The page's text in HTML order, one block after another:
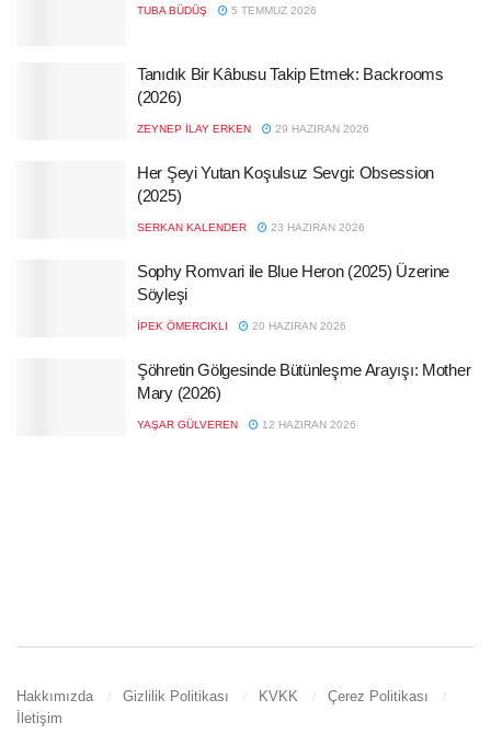
TUBA BÜDÜŞ 5 TEMMUZ 2026
Tanıdık Bir Kâbusu Takip Etmek: Backrooms
(2026)
ZEYNEP İLAY ERKEN 29 HAZIRAN 2026
Her Şeyi Yutan Koşulsuz Sevgi: Obsession
(2025)
SERKAN KALENDER 23 HAZIRAN 2026
Sophy Romvari ile Blue Heron (2025) Üzerine
Söyleşi
İPEK ÖMERCIKLI 20 HAZIRAN 2026
Şöhretin Gölgesinde Bütünleşme Arayışı: Mother
Mary (2026)
YAŞAR GÜLVEREN 12 HAZIRAN 2026
Hakkımızda Gizlilik Politikası KVKK
Çerez Politikası
İletişim